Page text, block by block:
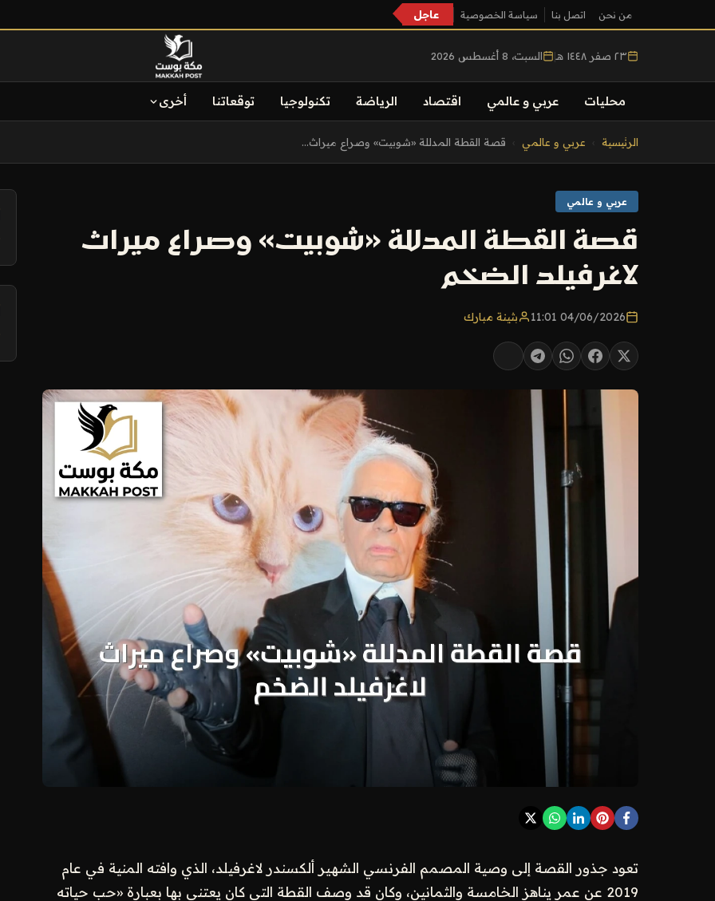
من نحن اتصل بنا سياسة الخصوصية عاجل
٢٣ صفر ١٤٤٨ هـ | السبت، 8 أغسطس 2026
محليات عربي و عالمي اقتصاد الرياضة تكنولوجيا توقعاتنا أخرى
الرئيسية عربي و عالمي قصة القطة المدللة «شوبيت» وصراع ميراث...
عربي و عالمي
قصة القطة المدللة «شوبيت» وصراع ميراث
لاغرفيلد الضخم
04/06/2026 11:01 بثينة مبارك
تعود جذور القصة إلى وصية المصمم الفرنسي الشهير ألكسندر لاغرفيلد، الذي وافته المنية في عام
2019 عن عمر يناهز الخامسة والثمانين، وكان قد وصف القطة التي كان يعتني بها بعبارة «حب حياته